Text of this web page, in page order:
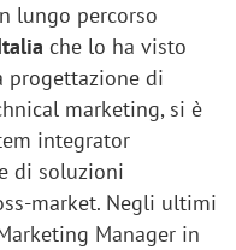
lungo percorso
che lo ha visto
progettazione di
marketing, si è
integrator
di soluzioni
market. Negli ultimi
Manager in